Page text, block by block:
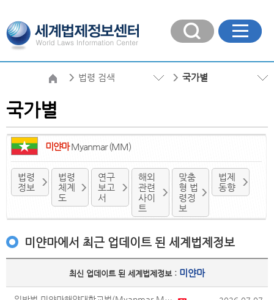
법령 검색 국가별
국가별
미얀마Myanmar (MM)
법령
정보
법령
체계
도
연구
보고
서
해외
관련
사이
트
맞춤
형 법
령정
보
법제
동향
미얀마에서 최근 업데이트 된 세계법제정보
최신 업데이트 된 세계법제정보 : 미얀마